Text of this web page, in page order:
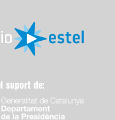
suport de: